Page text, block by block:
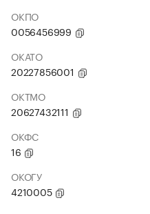
ОКПО
0056456999
ОКАТО
20227856001
ОКТМО
20627432111
ОКФС
16
ОКОГУ
4210005